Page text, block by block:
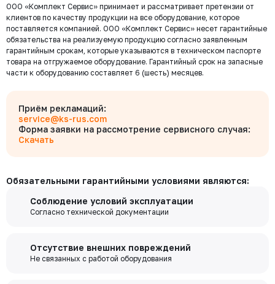
Тип присоединения
ВР/ВР
Тип арматуры
Клапан обратный
Конструкция запирающего
элемента
Поворотный
Безналичный расчёт
Мы выставляем счёт на оплату, который можно оплатить в
любом банке
Для юридических лиц
Оплата производится по выставленному Счету, с указанием его № в
платежном поручении. Денежные средства поступят на расчетный
счет через 1-3 рабочих дня после оплаты. После зачисления 100%
Оплатите заказ в любом банке, действующим на территории России.
этом случае укажите в качестве получателя платежа ООО "Комплект
Сервис", а в комментарии к платежу - номер счёта.
выходя из дома переводите деньги со счета на счет, оплачивайте
покупки и выполняйте другие банковские операции.
Бесплатно
Бесплатно
ПЭК
забор груза в выбранной вами транспортной компании.
ООО «Комплект Сервис» принимает и рассматривает претензии от
клиентов по качеству продукции на все оборудование, которое
поставляется компанией. ООО «Комплект Сервис» несет гарантийные
обязательства на реализуемую продукцию согласно заявленным
гарантийным срокам, которые указываются в техническом паспорте
товара на отгружаемое оборудование. Гарантийный срок на запасные
части к оборудованию составляет 6 (шесть) месяцев.
Приём рекламаций:
service@ks-rus.com
Форма заявки на рассмотрение сервисного случая:
Скачать
Обязательными гарантийными условиями являются:
Соблюдение условий эксплуатации
Согласно технической документации
Отсутствие внешних повреждений
Не связанных с работой оборудования